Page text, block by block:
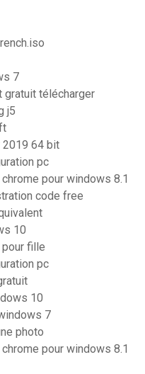
7
gratuit télécharger
j5
2019 64 bit
pc
pour windows 8.1
code free
10
fille
pc
10
7
photo
pour windows 8.1